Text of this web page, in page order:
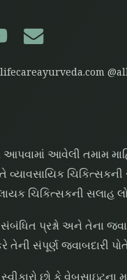
E-mail
આવેલી તમામ
ચિકિત્સકની સલાહ
પ્રશ્નો અને તેના
તેની સંપૂર્ણ જવાબદારી
છો કે વેબસાઇટના